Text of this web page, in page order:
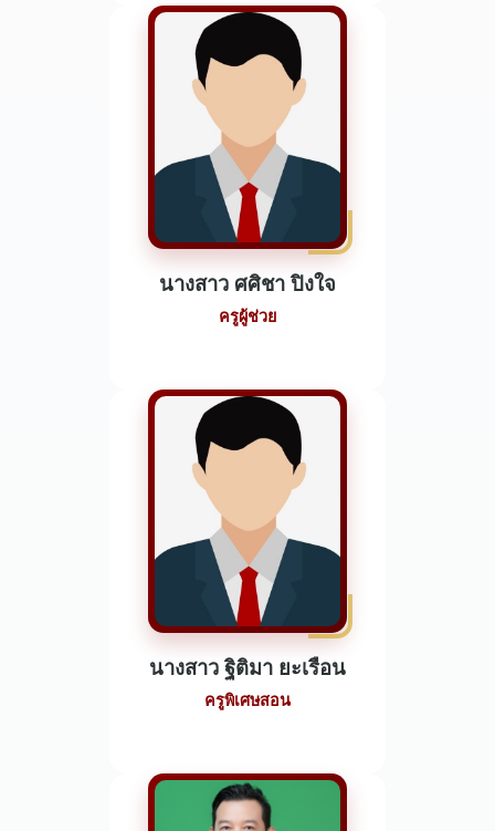
นางสาว ศศิชา ปิงใจ
ครูผู้ช่วย
นางสาว ฐิติมา ยะเรือน
ครูพิเศษสอน